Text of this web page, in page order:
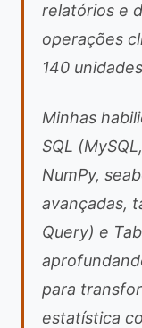
relatórios e
operações
140
Minhas
SQL
NumPy,
avançadas,
Query) e
para
estatística